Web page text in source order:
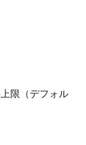
限（デフォル